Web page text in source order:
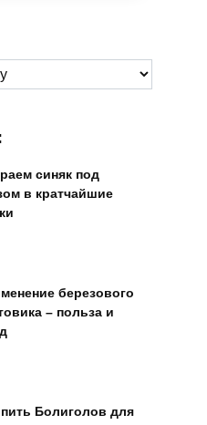
синяк под
в кратчайшие
березового
– польза и
пить Болиголов для